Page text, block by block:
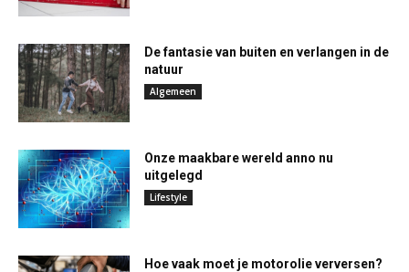
De fantasie van buiten en verlangen in de
natuur
Algemeen
Onze maakbare wereld anno nu
uitgelegd
Lifestyle
Hoe vaak moet je motorolie verversen?